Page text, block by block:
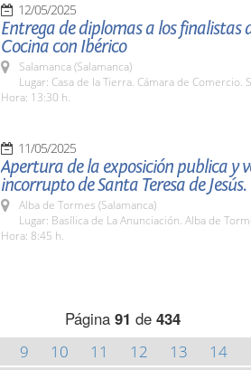
12/05/2025
Entrega de diplomas a los finalistas
Cocina con Ibérico
Salamanca (Salamanca)
Lugar: Casa de la Tierra. Cámara de Comercio.
Hora: 13:30 h.
11/05/2025
Apertura de la exposición publica y
incorrupto de Santa Teresa de Jesús.
Alba de Tormes (Salamanca)
Lugar: Basílica de La Anunciación. Alba de
Hora: 8:45 h.
Página 91 de 434
9 10 11 12 13 14